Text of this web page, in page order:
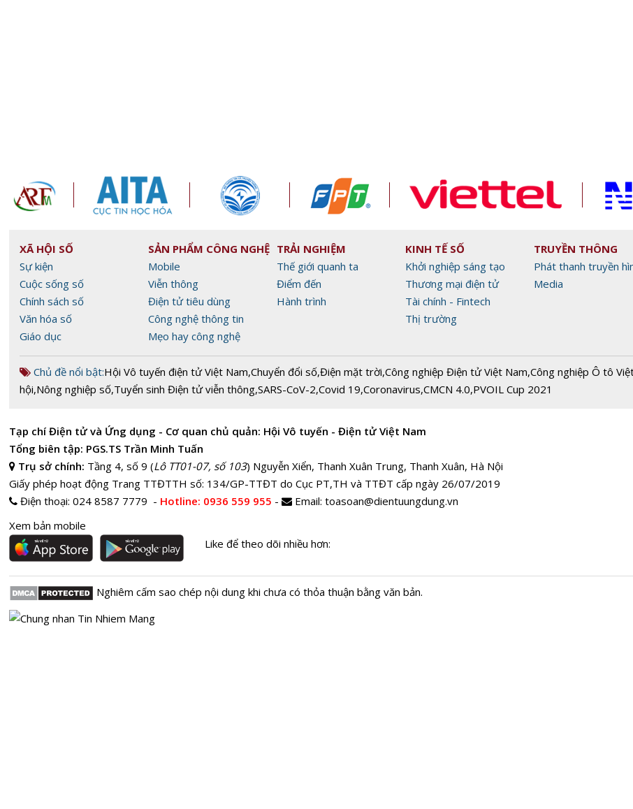
XÃ HỘI SỐ
Sự kiện
Cuộc sống số
Chính sách số
Văn hóa số
Giáo dục
SẢN PHẨM CÔNG NGHỆ
Mobile
Viễn thông
Điện tử tiêu dùng
Công nghệ thông tin
Mẹo hay công nghệ
TRẢI NGHIỆM
Thế giới quanh ta
Điểm đến
Hành trình
KINH TẾ SỐ
Khởi nghiệp sáng tạo
Thương mại điện tử
Tài chính - Fintech
Thị trường
TRUYỀN THÔNG
Phát thanh truyền
Media
Chủ đề nổi bật:Hội Vô tuyến điện tử Việt Nam,Chuyển đổi số,Điện mặt trời,Công nghiệp Điện tử Việt Nam,Công nghiệp Ô tô
hội,Nông nghiệp số,Tuyển sinh Điện tử viễn thông,SARS-CoV-2,Covid 19,Coronavirus,CMCN 4.0,PVOIL Cup 2021
Tạp chí Điện tử và Ứng dụng - Cơ quan chủ quản: Hội Vô tuyến - Điện tử Việt Nam
Tổng biên tập: PGS.TS Trần Minh Tuấn
Trụ sở chính: Tầng 4, số 9 (Lô TT01-07, số 103) Nguyễn Xiển, Thanh Xuân Trung, Thanh Xuân, Hà Nội
Giấy phép hoạt động Trang TTĐTTH số: 134/GP-TTĐT do Cục PT,TH và TTĐT cấp ngày 26/07/2019
Điện thoại: 024 8587 7779 - Hotline: 0936 559 955 - Email: toasoan@dientuungdung.vn
Xem bản mobile
Like để theo dõi nhiều hơn:
Nghiêm cấm sao chép nội dung khi chưa có thỏa thuận bằng văn bản.